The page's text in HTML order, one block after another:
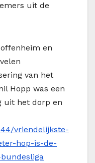
uit de
en
van het
Hopp was een
uit het dorp en
vriendelijkste-
hop-is-de-